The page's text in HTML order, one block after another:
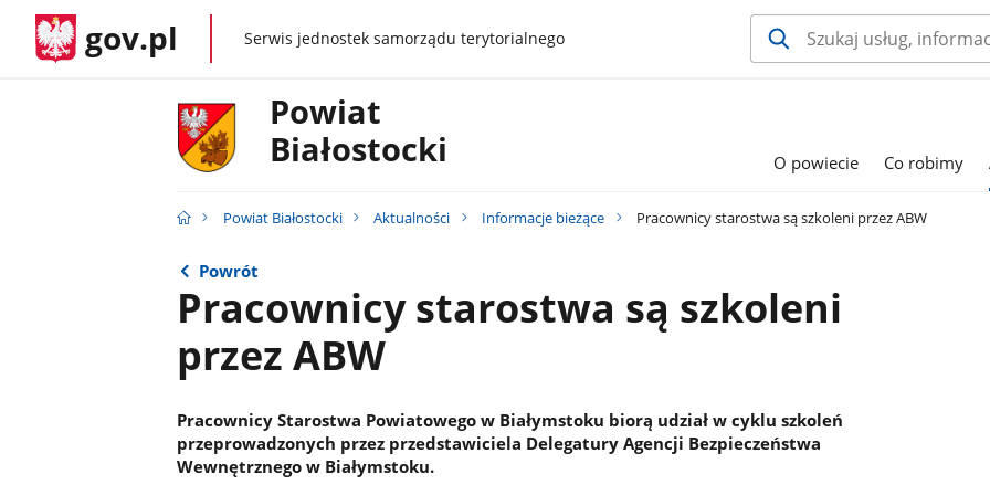
gov.pl gov.plSerwis jednostek samorządu terytorialnego
Powiat
Białostocki
O powiecie Co robimy
Powiat Białostocki Aktualności Informacje bieżące Pracownicy starostwa są szkoleni przez ABW
Powrót
Pracownicy starostwa są szkoleni
przez ABW
Pracownicy Starostwa Powiatowego w Białymstoku biorą udział w cyklu szkoleń
przeprowadzonych przez przedstawiciela Delegatury Agencji Bezpieczeństwa
Wewnętrznego w Białymstoku.